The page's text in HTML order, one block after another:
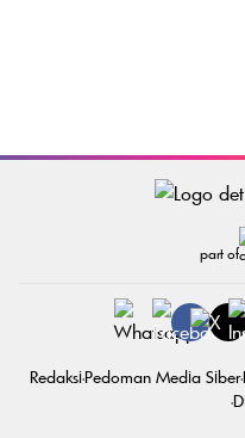
part of
RedaksiPedoman Media Siber